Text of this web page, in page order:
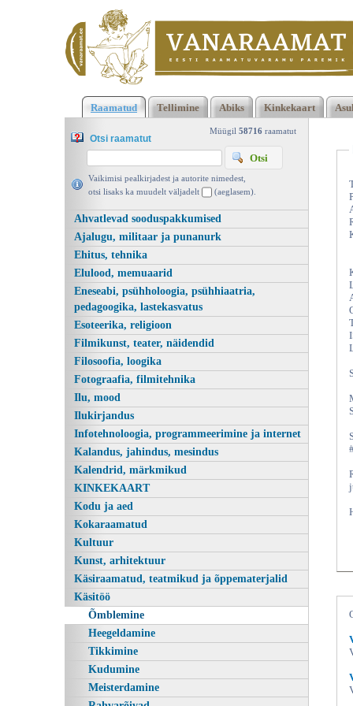
Klõpsa siia , et näha täielikku loendit!Õmbleme seeliku,
1988 | vanaraamat. ee
Raamatud Tellimine Abiks Kinkekaart
Müügil 58716 raamatut
Otsi raamatut
Vaikimisi pealkirjadest ja autorite nimedest,
otsi lisaks ka muudelt väljadelt
(aeglasem).
Ahvatlevad sooduspakkumised
Ajalugu, militaar ja punanurk
Ehitus, tehnika
Elulood, memuaarid
Eneseabi, psühholoogia, psühhiaatria,
pedagoogika, lastekasvatus
Esoteerika, religioon
Filmikunst, teater, näidendid
Filosoofia, loogika
Fotograafia, filmitehnika
Ilu, mood
Ilukirjandus
Infotehnoloogia, programmeerimine ja internet
Kalandus, jahindus, mesindus
Kalendrid, märkmikud
KINKEKAART
Kodu ja aed
Kokaraamatud
Kultuur
Kunst, arhitektuur
Käsiraamatud, teatmikud ja õppematerjalid
Käsitöö
Õmblemine
Heegeldamine
Tikkimine
Kudumine
Meisterdamine